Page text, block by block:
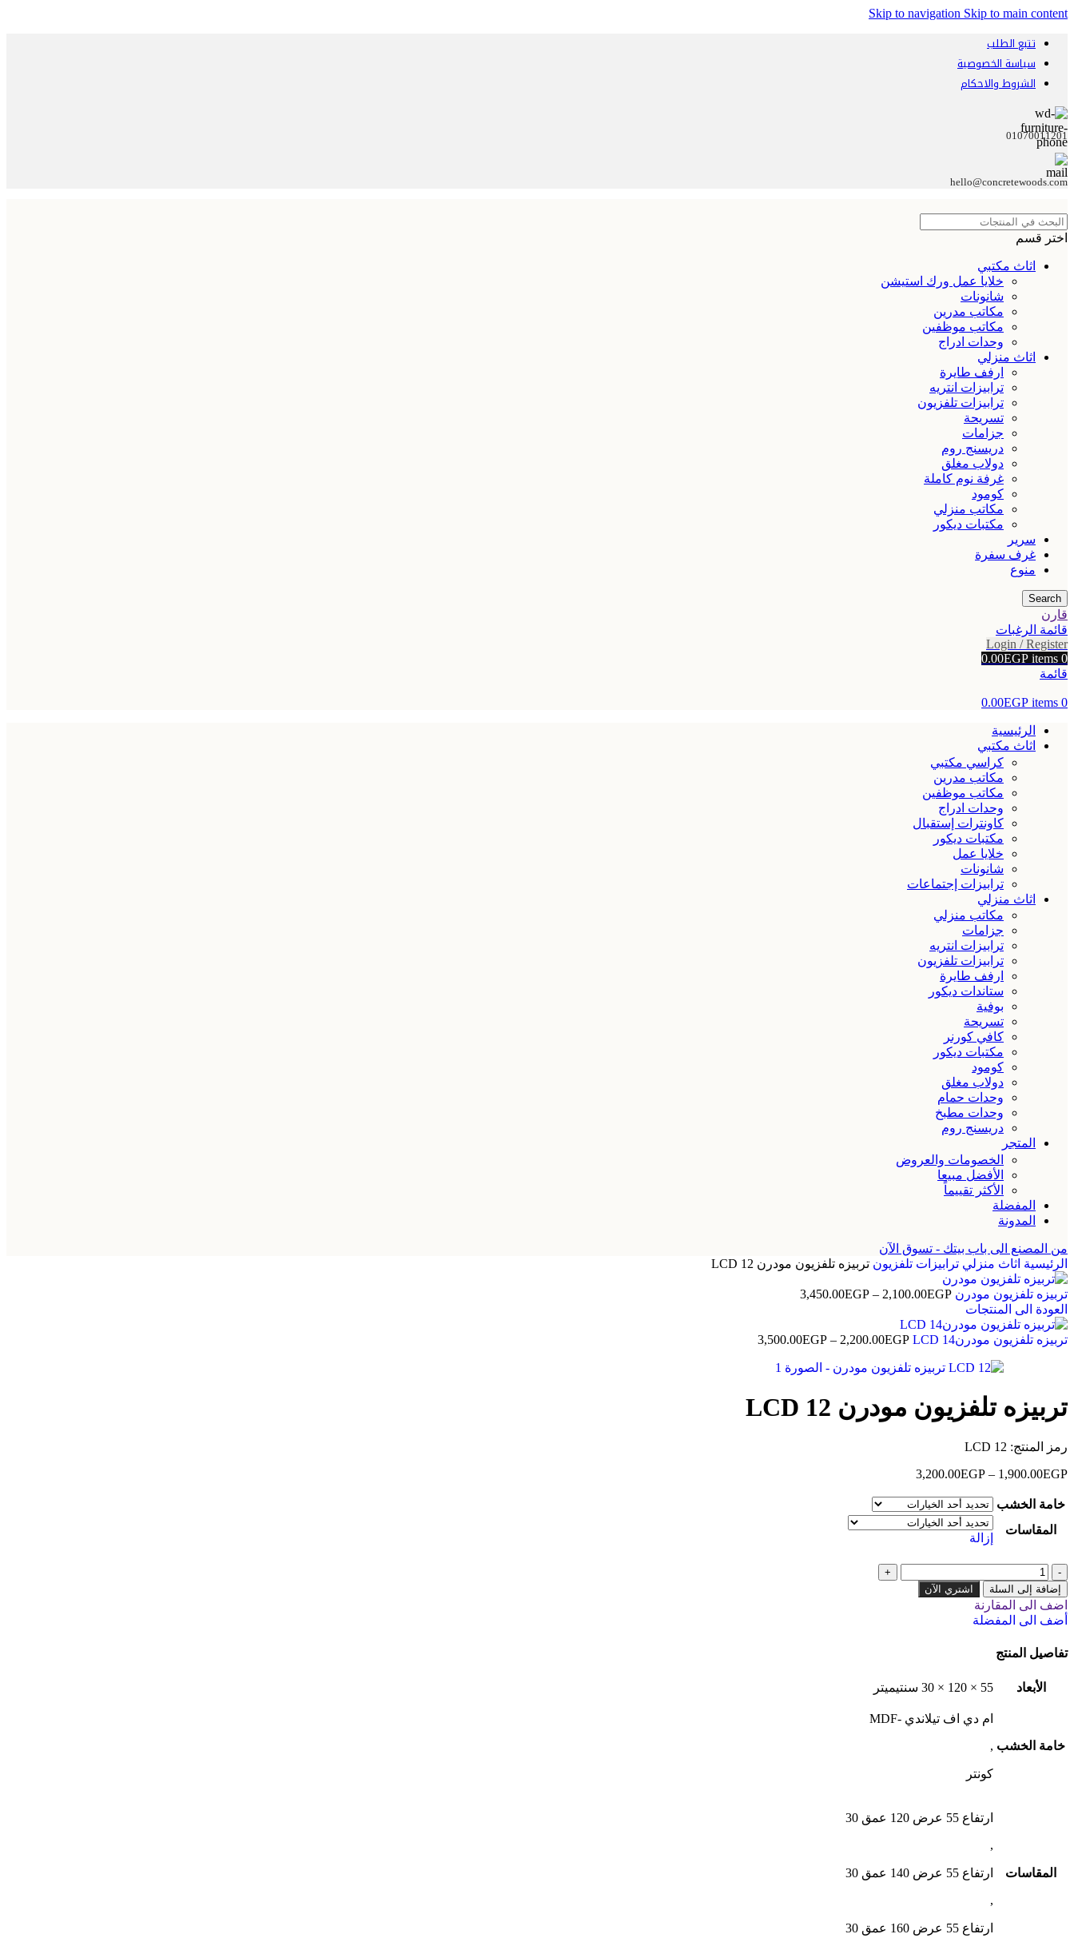
Skip to navigation Skip to main content
تتبع الطلب
سياسة الخصوصية
الشروط والاحكام
01070011201
hello@concretewoods.com
اختر قسم
اثاث مكتبي
خلايا عمل ورك استيشن
شانونات
مكاتب مدرين
مكاتب موظفين
وحدات ادراج
اثاث منزلي
ارفف طايرة
ترابيزات انتريه
ترابيزات تلفزيون
تسريحة
جزامات
دريسنج روم
دولاب مغلق
غرفة نوم كاملة
كومود
مكاتب منزلي
مكتبات ديكور
سرير
غرف سفرة
منوع
Search
قارن
قائمة الرغبات
Login / Register
0
items
0.00EGP
قائمة
0
items
0.00EGP
الرئيسية
اثاث مكتبي
كراسي مكتبي
مكاتب مدرين
مكاتب موظفين
وحدات ادراج
كاونترات إستقبال
مكتبات ديكور
خلايا عمل
شانونات
ترابيزات إجتماعات
اثاث منزلي
مكاتب منزلي
جزامات
ترابيزات انتريه
ترابيزات تلفزيون
ارفف طايرة
ستاندات ديكور
بوفية
تسريحة
كافي كورنر
مكتبات ديكور
كومود
دولاب مغلق
وحدات حمام
وحدات مطبخ
دريسنج روم
المتجر
الخصومات والعروض
الأفضل مبيعا
الأكثر تقييماً
المفضلة
المدونة
من المصنع الى باب بيتك - تسوق الآن
الرئيسية اثاث منزلي ترابيزات تلفزيون تربيزه تلفزيون مودرن LCD 12
تربيزه تلفزيون مودرن 2,100.00EGP
–
3,450.00EGP
العودة الى المنتجات
تربيزه تلفزيون مودرنLCD 14 2,200.00EGP
–
3,500.00EGP
تربيزه تلفزيون مودرن LCD 12
رمز المنتج: LCD 12
1,900.00EGP
–
3,200.00EGP
خامة الخشب
المقاسات
إزالة
إضافة إلى السلة اشتري الآن
اضف الى المقارنة
أضف الى المفضلة
تفاصيل المنتج
الأبعاد 55 × 120 × 30 سنتيميتر
خامة الخشب
ام دي اف تيلاندي -MDF
,
كونتر
المقاسات
ارتفاع 55 عرض 120 عمق 30
,
ارتفاع 55 عرض 140 عمق 30
,
ارتفاع 55 عرض 160 عمق 30